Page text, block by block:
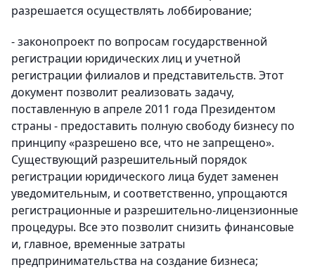
разрешается осуществлять лоббирование;
- законопроект по вопросам государственной
регистрации юридических лиц и учетной
регистрации филиалов и представительств. Этот
документ позволит реализовать задачу,
поставленную в апреле 2011 года Президентом
страны - предоставить полную свободу бизнесу по
принципу «разрешено все, что не запрещено».
Существующий разрешительный порядок
регистрации юридического лица будет заменен
уведомительным, и соответственно, упрощаются
регистрационные и разрешительно-лицензионные
процедуры. Все это позволит снизить финансовые
и, главное, временные затраты
предпринимательства на создание бизнеса;